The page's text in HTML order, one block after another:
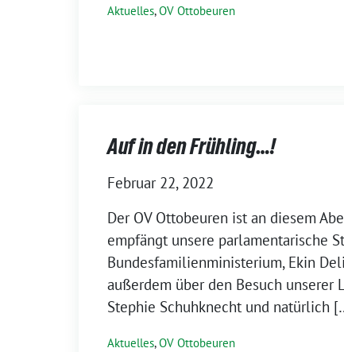
Aktuelles,OV Ottobeuren
Auf in den Frühling…!
Februar 22, 2022
Der OV Ottobeuren ist an diesem
empfängt unsere parlamentarische
Bundesfamilienministerium, Ekin
außerdem über den Besuch unserer
Stephie Schuhknecht und natürlich
Aktuelles,OV Ottobeuren